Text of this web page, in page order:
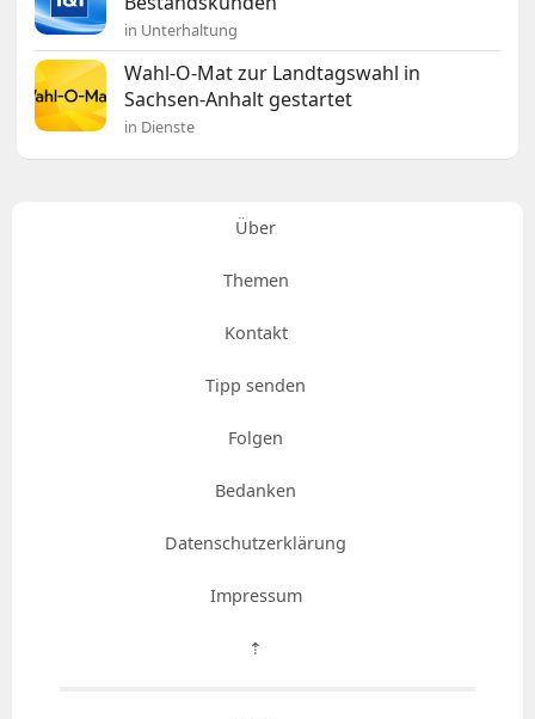
in Unterhaltung
Wahl-O-Mat zur Landtagswahl in
Sachsen-Anhalt gestartet
in Dienste
Über
Themen
Kontakt
Tipp senden
Folgen
Bedanken
Datenschutzerklärung
Impressum
⇡